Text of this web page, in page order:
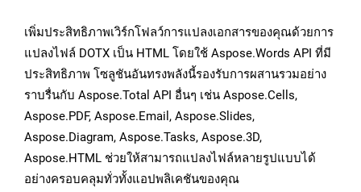
เพิ่มประสิทธิภาพเวิร์กโฟลว์การแปลงเอกสารของคุณด้วยการ
แปลงไฟล์ DOTX เป็น HTML โดยใช้ Aspose.Words API ที่มี
ประสิทธิภาพ โซลูชันอันทรงพลังนี้รองรับการผสานรวมอย่าง
ราบรื่นกับ Aspose.Total API อื่นๆ เช่น Aspose.Cells,
Aspose.PDF, Aspose.Email, Aspose.Slides,
Aspose.Diagram, Aspose.Tasks, Aspose.3D,
Aspose.HTML ช่วยให้สามารถแปลงไฟล์หลายรูปแบบได้
อย่างครอบคลุมทั่วทั้งแอปพลิเคชันของคุณ